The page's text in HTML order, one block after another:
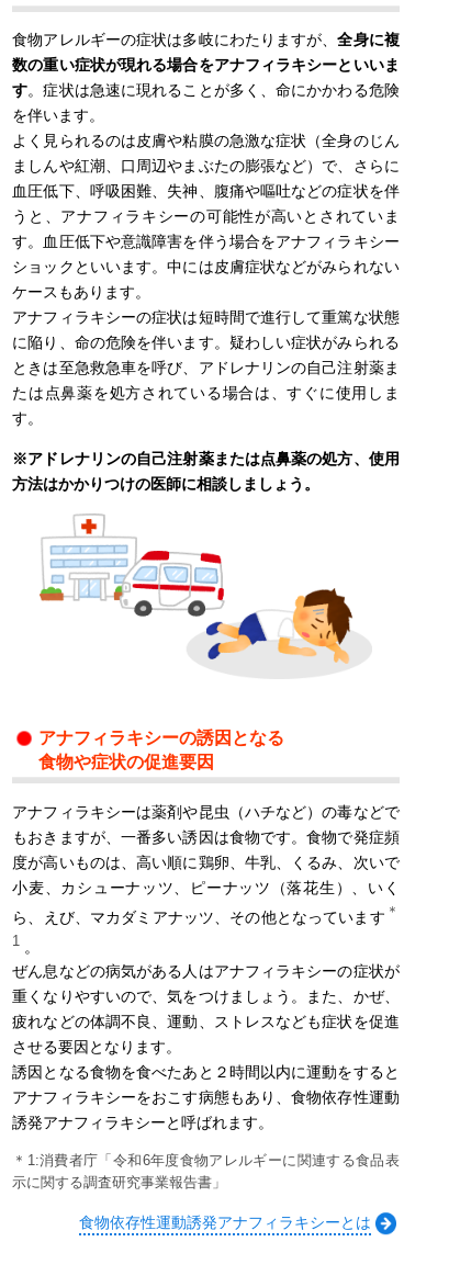
食物アレルギーの症状は多岐にわたりますが、全身に複
数の重い症状が現れる場合をアナフィラキシーといいま
す。症状は急速に現れることが多く、命にかかわる危険
を伴います。
よく見られるのは皮膚や粘膜の急激な症状（全身のじん
ましんや紅潮、口周辺やまぶたの膨張など）で、さらに
血圧低下、呼吸困難、失神、腹痛や嘔吐などの症状を伴
うと、アナフィラキシーの可能性が高いとされていま
す。血圧低下や意識障害を伴う場合をアナフィラキシー
ショックといいます。中には皮膚症状などがみられない
ケースもあります。
アナフィラキシーの症状は短時間で進行して重篤な状態
に陥り、命の危険を伴います。疑わしい症状がみられる
ときは至急救急車を呼び、アドレナリンの自己注射薬ま
たは点鼻薬を処方されている場合は、すぐに使用しま
す。
※アドレナリンの自己注射薬または点鼻薬の処方、使用
方法はかかりつけの医師に相談しましょう。
アナフィラキシーの誘因となる
食物や症状の促進要因
アナフィラキシーは薬剤や昆虫（ハチなど）の毒などで
もおきますが、一番多い誘因は食物です。食物で発症頻
度が高いものは、高い順に鶏卵、牛乳、くるみ、次いで
小麦、カシューナッツ、ピーナッツ（落花生）、いく
ら、えび、マカダミアナッツ、その他となっています ＊
1 。
ぜん息などの病気がある人はアナフィラキシーの症状が
重くなりやすいので、気をつけましょう。また、かぜ、
疲れなどの体調不良、運動、ストレスなども症状を促進
させる要因となります。
誘因となる食物を食べたあと２時間以内に運動をすると
アナフィラキシーをおこす病態もあり、食物依存性運動
誘発アナフィラキシーと呼ばれます。
＊1:消費者庁「令和6年度食物アレルギーに関連する食品表
示に関する調査研究事業報告書」
食物依存性運動誘発アナフィラキシーとは